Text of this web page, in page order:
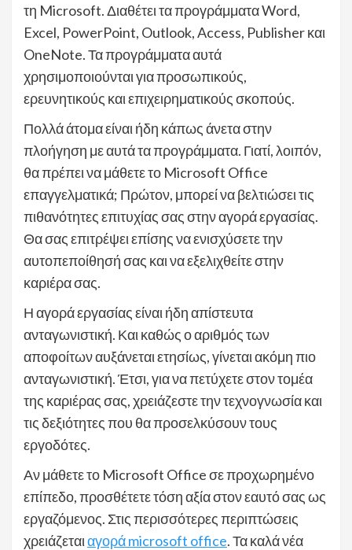
τη Microsoft. Διαθέτει τα προγράμματα Word,
Excel, PowerPoint, Outlook, Access, Publisher και
OneNote. Τα προγράμματα αυτά
χρησιμοποιούνται για προσωπικούς,
ερευνητικούς και επιχειρηματικούς σκοπούς.
Πολλά άτομα είναι ήδη κάπως άνετα στην
πλοήγηση με αυτά τα προγράμματα. Γιατί, λοιπόν,
θα πρέπει να μάθετε το Microsoft Office
επαγγελματικά; Πρώτον, μπορεί να βελτιώσει τις
πιθανότητες επιτυχίας σας στην αγορά εργασίας.
Θα σας επιτρέψει επίσης να ενισχύσετε την
αυτοπεποίθησή σας και να εξελιχθείτε στην
καριέρα σας.
Η αγορά εργασίας είναι ήδη απίστευτα
ανταγωνιστική. Και καθώς ο αριθμός των
αποφοίτων αυξάνεται ετησίως, γίνεται ακόμη πιο
ανταγωνιστική. Έτσι, για να πετύχετε στον τομέα
της καριέρας σας, χρειάζεστε την τεχνογνωσία και
τις δεξιότητες που θα προσελκύσουν τους
εργοδότες.
Αν μάθετε το Microsoft Office σε προχωρημένο
επίπεδο, προσθέτετε τόση αξία στον εαυτό σας ως
εργαζόμενος. Στις περισσότερες περιπτώσεις
χρειάζεταιαγορά microsoft office. Τα καλά νέα